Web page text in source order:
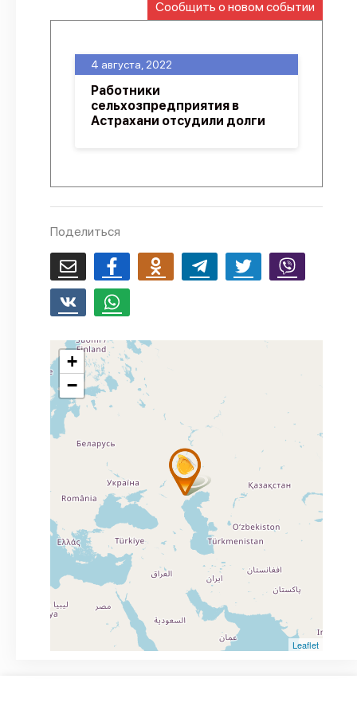
О проекте
Сообщить о новом событии
4 августа, 2022
Работники
сельхозпредприятия в
Астрахани отсудили долги
Поделиться
+
−
Leaflet